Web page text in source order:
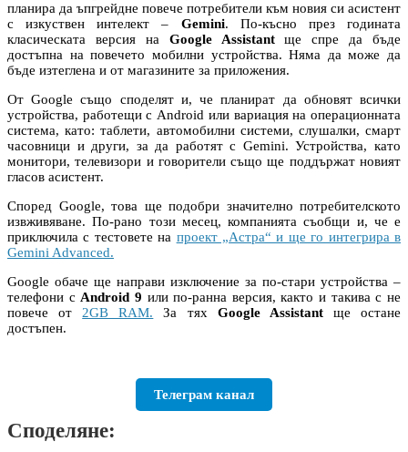
планира да ъпгрейдне повече потребители към новия си асистент
с изкуствен интелект – Gemini. По-късно през годината
класическата версия на Google Assistantще спре да бъде
достъпна на повечето мобилни устройства. Няма да може да
бъде изтеглена и от магазините за приложения.
От Google също споделят и, че планират да обновят всички
устройства, работещи с Android или вариация на операционната
система, като: таблети, автомобилни системи, слушалки, смарт
часовници и други, за да работят с Gemini. Устройства, като
монитори, телевизори и говорители също ще поддържат новият
гласов асистент.
Според Google, това ще подобри значително потребителското
извживяване. По-рано този месец, компанията съобщи и, че е
приключила с тестовете на проект „Астра“ и ще го интегрира в
Gemini Advanced.
Google обаче ще направи изключение за по-стари устройства –
телефони с Android 9 или по-ранна версия, както и такива с не
повече от 2GB RAM. За тях Google Assistantще остане
достъпен.
Телеграм канал
Споделяне: